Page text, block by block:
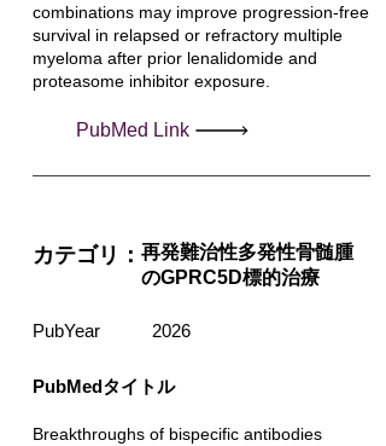
combinations may improve progression-free
survival in relapsed or refractory multiple
myeloma after prior lenalidomide and
proteasome inhibitor exposure.
PubMed Link
カテゴリ： 再発難治性多発性骨髄腫
のGPRC5D標的治療
PubYear 2026
PubMedタイトル
Breakthroughs of bispecific antibodies